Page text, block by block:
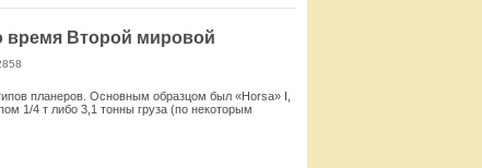
время Второй мировой
планеров. Основным образцом был «Horsa» I,
1/4 т либо 3,1 тонны груза (по некоторым